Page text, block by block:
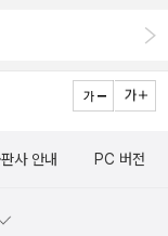
있다. 첫째 측
천두식은 경사지붕
되었는데, 역대로 관
대부분 대량식을 사
사 안내 PC 버전